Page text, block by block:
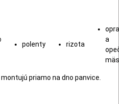
polenty rizota
a
priamo na dno panvice.